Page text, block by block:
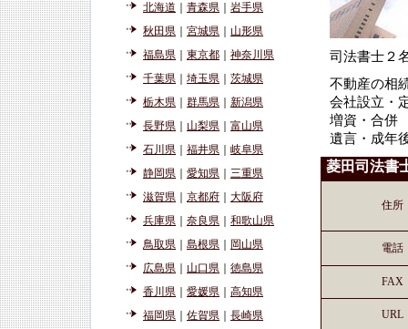
司法書士２
不動産の相
会社設立・
増資・合併
遺言・成年
菱田司法書
住所
電話
FAX
URL
北海道 青森県
岩手県
秋田県
宮城県
山形県
福島県
東京都
神奈川県
千葉県
埼玉県
茨城県
栃木県
群馬県
新潟県
長野県
山梨県
富山県
石川県
福井県
岐阜県
静岡県
愛知県
三重県
滋賀県
京都府
大阪府
兵庫県
奈良県
和歌山県
鳥取県
島根県
岡山県
広島県
山口県
徳島県
香川県
愛媛県
高知県
福岡県
佐賀県
長崎県